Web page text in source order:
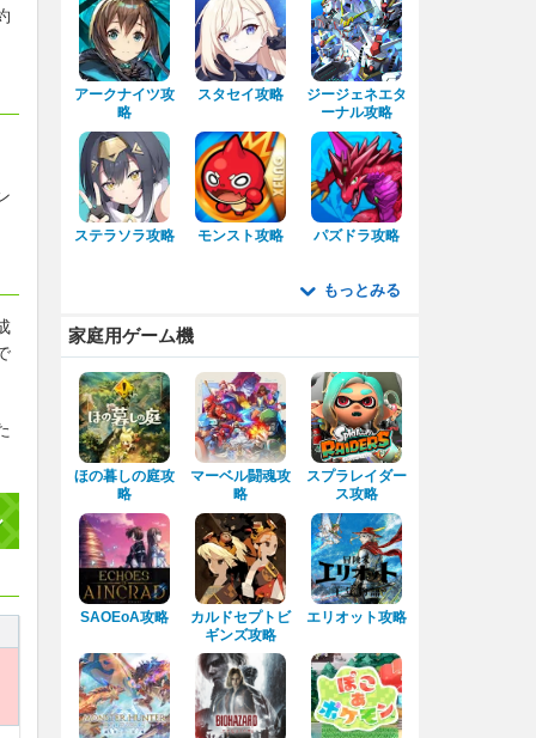
アークナイツ攻
略
スタセイ攻略
ジージェネエタ
ーナル攻略
ステラソラ攻略 モンスト攻略 パズドラ攻略
もっとみる
家庭用ゲーム機
ほの暮しの庭攻
略
マーベル闘魂攻
略
スプラレイダー
ス攻略
SAOEoA攻略
カルドセプトビ
ギンズ攻略
エリオット攻略